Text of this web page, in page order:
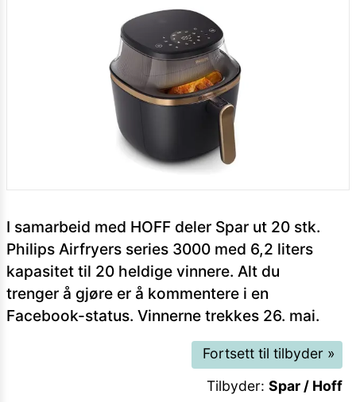
Vil du være med i tipsekonkurransen kan du oppgi
kontaktdetaljer i neste steg.
I samarbeid med HOFF deler Spar ut 20 stk.
Philips Airfryers series 3000 med 6,2 liters
kapasitet til 20 heldige vinnere. Alt du
trenger å gjøre er å kommentere i en
Facebook-status. Vinnerne trekkes 26. mai.
Fortsett til tilbyder »
Tilbyder:Spar / Hoff